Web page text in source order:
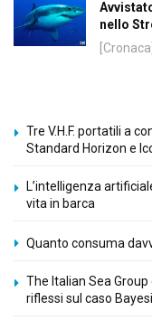
nello
Tre V.H.F. portatili a
Standard Horizon e
L’intelligenza
vita in barca
Quanto consuma
The Italian Sea
riflessi sul caso